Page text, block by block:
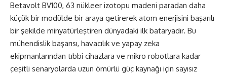
Betavolt BV100, 63 nükleer izotopu madeni paradan daha
küçük bir modülde bir araya getirerek atom enerjisini başarılı
bir şekilde minyatürleştiren dünyadaki ilk bataryadır. Bu
mühendislik başarısı, havacılık ve yapay zeka
ekipmanlarından tıbbi cihazlara ve mikro robotlara kadar
çeşitli senaryolarda uzun ömürlü güç kaynağı için sayısız